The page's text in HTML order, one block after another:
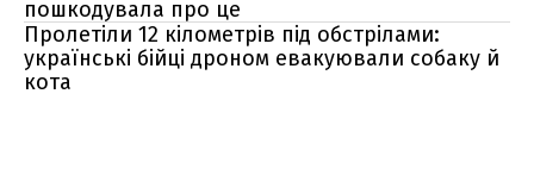
пошкодувала про це
Пролетіли 12 кілометрів під обстрілами:
українські бійці дроном евакуювали собаку й
кота